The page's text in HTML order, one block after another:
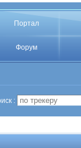
Портал
Форум
: